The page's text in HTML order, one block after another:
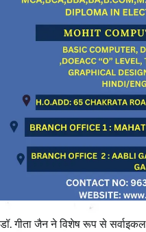
डॉ. गीता जैन ने विशेष रूप से